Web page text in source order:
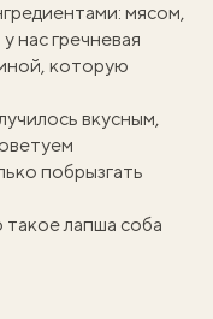
мясом,
нас гречневая
которую
вкусным,
побрызгать
такое лапша соба